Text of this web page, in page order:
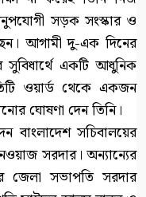
সড়ক সংস্কার ও
আগামী দু-এক দিনের
সুবিধার্থে একটি আধুনিক
ওয়ার্ড থেকে একজন
ঘোষণা দেন তিনি।
বাংলাদেশ সচিবালয়ের
সরদার। অন্যান্যের
জেলা সভাপতি সরদার